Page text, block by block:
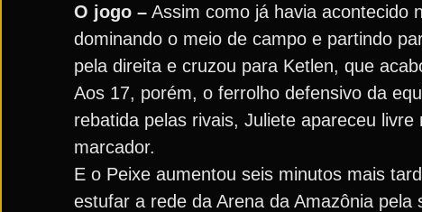
O jogo – Assim como já havia acontecido
dominando o meio de campo e partindo
pela direita e cruzou para Ketlen, que
Aos 17, porém, o ferrolho defensivo da
rebatida pelas rivais, Juliete apareceu
marcador.
E o Peixe aumentou seis minutos mais
estufar a rede da Arena da Amazônia pela